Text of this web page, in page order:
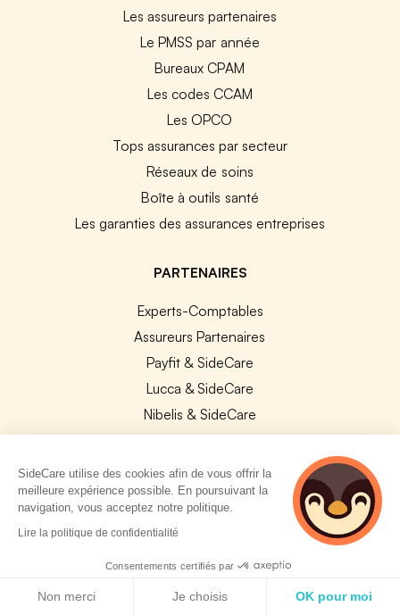
Les assureurs partenaires
Le PMSS par année
Bureaux CPAM
Les codes CCAM
Les OPCO
Tops assurances par secteur
Réseaux de soins
Boîte à outils santé
Les garanties des assurances entreprises
PARTENAIRES
Experts-Comptables
Assureurs Partenaires
Payfit & SideCare
Lucca & SideCare
Nibelis & SideCare
Livi & SideCare
Lianeli & SideCare
API & INTEGRATIONS
API SideCare
Les SIRH / Systèmes de paie connectés
SideCare utilise des cookies afin de vous offrir la
meilleure expérience possible. En poursuivant la
navigation, vous acceptez notre politique.
Lire la politique de confidentialité
Consentements certifiés par
Non merci Je choisis OK pour moi
2 personnes
consultent
actuellement cette